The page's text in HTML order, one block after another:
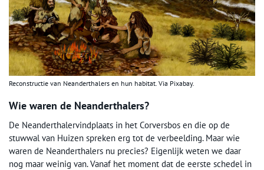
Reconstructie van Neanderthalers en hun habitat. Via Pixabay.
Wie waren de Neanderthalers?
De Neanderthalervindplaats in het Corversbos en die op de
stuwwal van Huizen spreken erg tot de verbeelding. Maar wie
waren de Neanderthalers nu precies? Eigenlijk weten we daar
nog maar weinig van. Vanaf het moment dat de eerste schedel in